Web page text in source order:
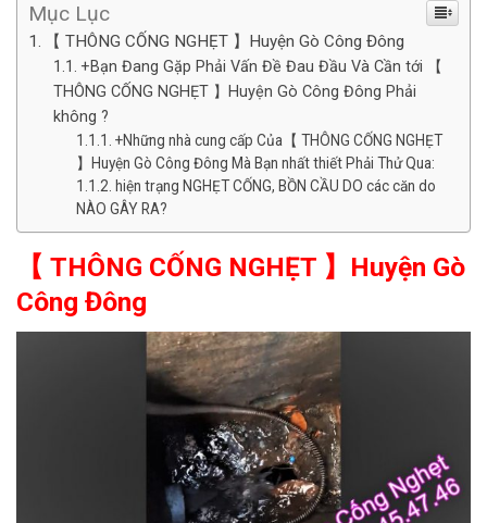
Mục Lục
【 THÔNG CỐNG NGHẸT 】Huyện Gò Công Đông
+Bạn Đang Gặp Phải Vấn Đề Đau Đầu Và Cần tới 【
THÔNG CỐNG NGHẸT 】Huyện Gò Công Đông Phải
không ?
+Những nhà cung cấp Của【 THÔNG CỐNG NGHẸT
】Huyện Gò Công Đông Mà Bạn nhất thiết Phải Thử Qua:
hiện trạng NGHẸT CỐNG, BỒN CẦU DO các căn do
NÀO GÂY RA?
【 THÔNG CỐNG NGHẸT 】Huyện Gò
Công Đông